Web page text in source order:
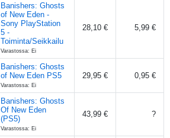
Banishers: Ghosts
of New Eden -
Sony PlayStation
5 -
Toiminta/Seikkailu
Varastossa: Ei
28,10 € 5,99 €
Banishers: Ghosts
of New Eden PS5
Varastossa: Ei
29,95 € 0,95 €
Banishers: Ghosts
Of New Eden
(PS5)
Varastossa: Ei
43,99 € ?